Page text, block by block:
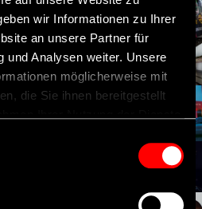
wir Informationen zu Ihrer
an unsere Partner für
und Analysen weiter. Unsere
möglicherweise mit
die Sie ihnen bereitgestellt
: Indem Sie
zulassen, willigen Sie